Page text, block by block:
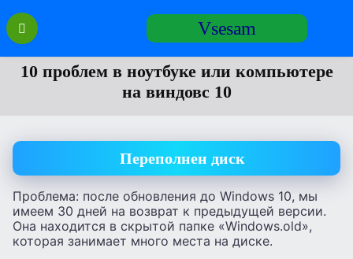
Перейти
содержанию
Vsesam
10 проблем в ноутбуке или компьютере
на виндовс 10
Переполнен диск
Проблема: после обновления до Windows 10, мы
имеем 30 дней на возврат к предыдущей версии.
Она находится в скрытой папке «Windows.old»,
которая занимает много места на диске.